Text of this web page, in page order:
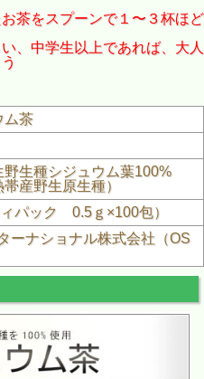
茶をスプーンで１〜３杯ほど
、中学生以上であれば、大人
ム茶
野生種シジュウム葉100%
帯産野生原生種）
パック 0.5ｇ×100包）
ーナショナル株式会社（OS